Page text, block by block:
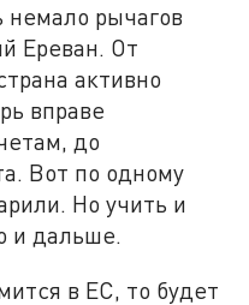
рычагов
Ереван. От
активно
вправе
до
Вот по одному
Но учить и
и дальше.
в ЕС, то будет